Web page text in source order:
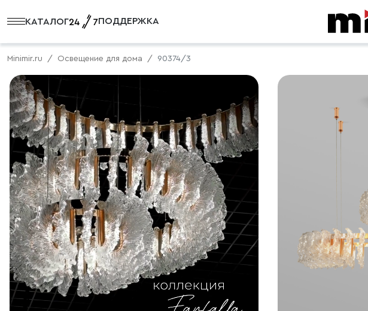
КАТАЛОГ ПОДДЕРЖКА
Minimir.ru Освещение для дома 90374/3